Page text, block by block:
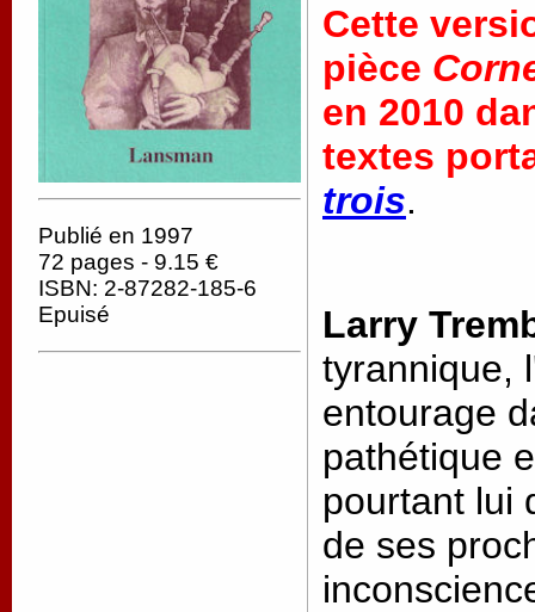
Publié en 1997
72 pages - 9.15 €
ISBN: 2-87282-185-6
Epuisé
Cette
pièce
en 2010
textes
trois.
Larry
tyrannique,
entourage
pathétique
pourtant lui
de ses